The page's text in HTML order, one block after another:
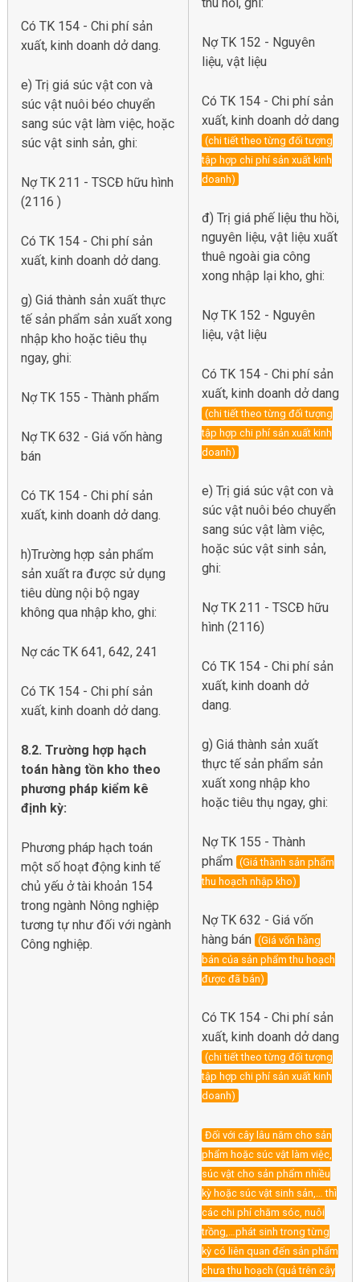
Có TK 154 - Chi phí sản
xuất, kinh doanh dở dang.
e) Trị giá súc vật con và
súc vật nuôi béo chuyển
sang súc vật làm việc, hoặc
súc vật sinh sản, ghi:
Nợ TK 211 - TSCĐ hữu hình
(2116 )
Có TK 154 - Chi phí sản
xuất, kinh doanh dở dang.
g) Giá thành sản xuất thực
tế sản phẩm sản xuất xong
nhập kho hoặc tiêu thụ
ngay, ghi:
Nợ TK 155 - Thành phẩm
Nợ TK 632 - Giá vốn hàng
bán
Có TK 154 - Chi phí sản
xuất, kinh doanh dở dang.
h)Trường hợp sản phẩm
sản xuất ra được sử dụng
tiêu dùng nội bộ ngay
không qua nhập kho, ghi:
Nợ các TK 641, 642, 241
Có TK 154 - Chi phí sản
xuất, kinh doanh dở dang.
8.2. Trường hợp hạch
toán hàng tồn kho theo
phương pháp kiểm kê
định kỳ:
Phương pháp hạch toán
một số hoạt động kinh tế
chủ yếu ở tài khoản 154
trong ngành Nông nghiệp
tương tự như đối với ngành
Công nghiệp.
Nợ TK 152 - Nguyên
liệu, vật liệu
Có TK 154 - Chi phí sản
xuất, kinh doanh dở dang
(chi tiết theo từng đối tượng
tập hợp chi phí sản xuất kinh
doanh)
đ) Trị giá phế liệu thu hồi,
nguyên liệu, vật liệu xuất
thuê ngoài gia công
xong nhập lại kho, ghi:
Nợ TK 152 - Nguyên
liệu, vật liệu
Có TK 154 - Chi phí sản
xuất, kinh doanh dở dang
(chi tiết theo từng đối tượng
tập hợp chi phí sản xuất kinh
doanh)
e) Trị giá súc vật con và
súc vật nuôi béo chuyển
sang súc vật làm việc,
hoặc súc vật sinh sản,
ghi:
Nợ TK 211 - TSCĐ hữu
hình (2116)
Có TK 154 - Chi phí sản
xuất, kinh doanh dở
dang.
g) Giá thành sản xuất
thực tế sản phẩm sản
xuất xong nhập kho
hoặc tiêu thụ ngay, ghi:
Nợ TK 155 - Thành
phẩm (Giá thành sản phẩm
thu hoạch nhập kho)
Nợ TK 632 - Giá vốn
hàng bán (Giá vốn hàng
bán của sản phẩm thu hoạch
được đã bán)
Có TK 154 - Chi phí sản
xuất, kinh doanh dở dang
(chi tiết theo từng đối tượng
tập hợp chi phí sản xuất kinh
doanh)
Đối với cây lâu năm cho sản
phẩm hoặc súc vật làm việc,
súc vật cho sản phẩm nhiều
kỳ hoặc súc vật sinh sản,… thì
các chi phí chăm sóc, nuôi
trồng,…phát sinh trong từng
kỳ có liên quan đến sản phẩm
chưa thu hoạch (quả trên cây